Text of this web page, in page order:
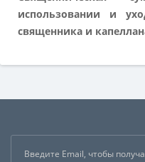
использовании и
священника и